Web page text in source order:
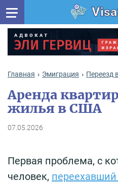
Главная Эмиграция Переезд
Аренда
жилья в США
07.05.2026
Первая проблема, с
человек,